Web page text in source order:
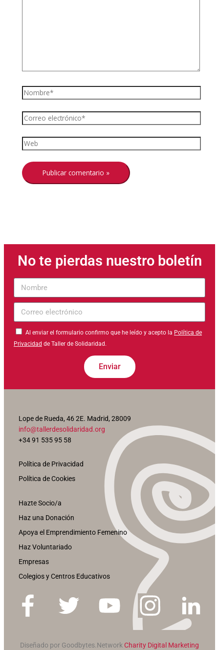
No te pierdas nuestro boletín
Nombre
Correo
Al enviar el formulario confirmo que he leído y acepto la Política de
Privacidad de Taller de Solidaridad.
Enviar
Lope de Rueda, 46 2E. Madrid, 28009
info@tallerdesolidaridad.org
+34 91 535 95 58
Política de Privacidad
Política de Cookies
Hazte Socio/a
Haz una Donación
Apoya el Emprendimiento Femenino
Haz Voluntariado
Empresas
Colegios y Centros Educativos
Diseñado por Goodbytes.Network Charity Digital Marketing